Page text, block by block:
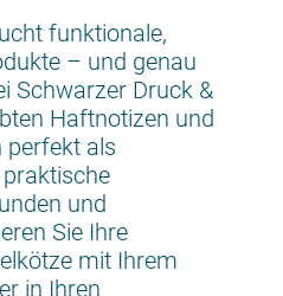
funktionale,
– und genau
Schwarzer Druck &
Haftnotizen und
perfekt als
und
Sie Ihre
mit Ihrem
in Ihren